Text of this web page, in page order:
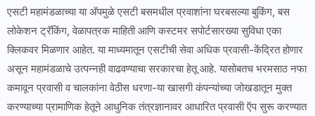
एसटी महामंडळाच्या या अ‍ॅपमुळे एसटी बसमधील प्रवाशांना घरबसल्या बुकिंग, बस
लोकेशन ट्रॅकिंग, वेळापत्रक माहिती आणि कस्टमर सपोर्टसारख्या सुविधा एका
क्लिकवर मिळणार आहेत. या माध्यमातून एसटीची सेवा अधिक प्रवासी-केंद्रित होणार
असून महामंडळाचे उत्पन्नही वाढवण्याचा सरकारचा हेतू आहे. यासोबतच भरमसाठ नफा
कमावून प्रवासी व चालकांना वेठीस धरणा-या खासगी कंपन्यांच्या जोखडातून मुक्त
करण्याच्या प्रामाणिक हेतूने आधुनिक तंत्रज्ञानावर आधारित प्रवासी ऍप सुरू करण्यात